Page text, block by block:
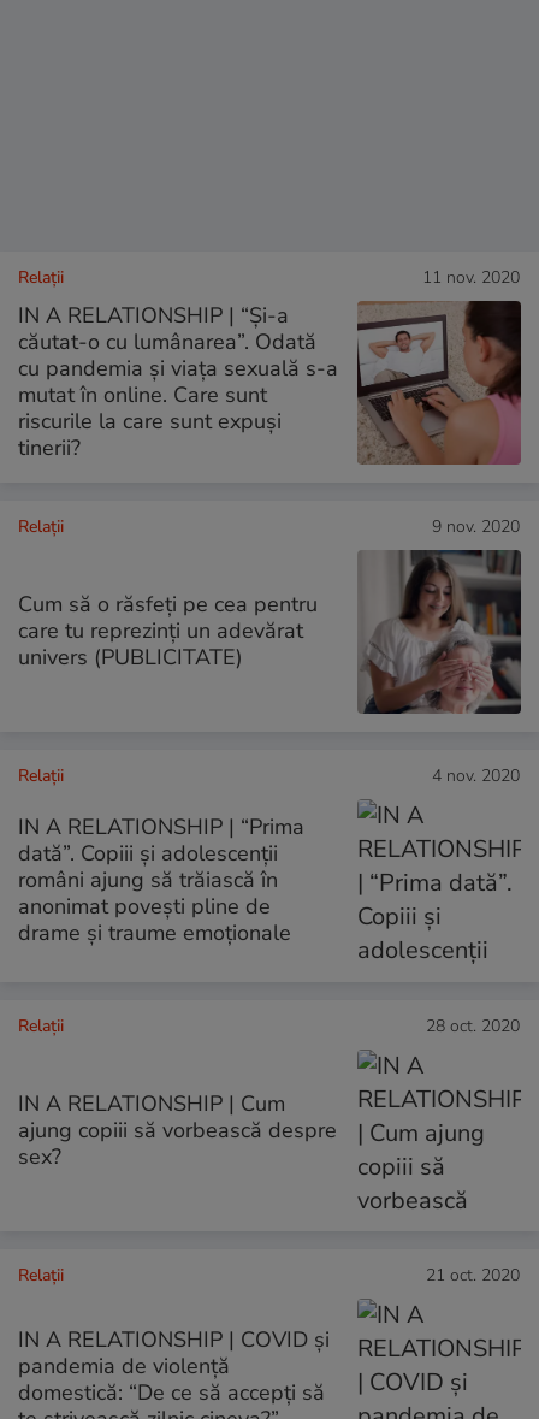
Relații 11 nov. 2020
IN A RELATIONSHIP | “Și-a
căutat-o cu lumânarea”. Odată
cu pandemia și viața sexuală s-a
mutat în online. Care sunt
riscurile la care sunt expuși
tinerii?
Relații 9 nov. 2020
Cum să o răsfeți pe cea pentru
care tu reprezinți un adevărat
univers (PUBLICITATE)
Relații 4 nov. 2020
IN A RELATIONSHIP | “Prima
dată”. Copiii și adolescenții
români ajung să trăiască în
anonimat povești pline de
drame și traume emoționale
Relații 28 oct. 2020
IN A RELATIONSHIP | Cum
ajung copiii să vorbească despre
sex?
Relații 21 oct. 2020
IN A RELATIONSHIP | COVID și
pandemia de violență
domestică: “De ce să accepți să